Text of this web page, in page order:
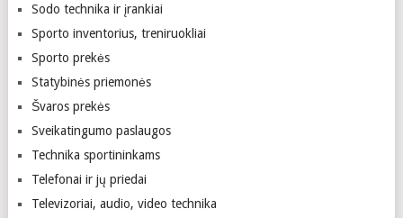
Sodo technika ir įrankiai
Sporto inventorius, treniruokliai
Sporto prekės
Statybinės priemonės
Švaros prekės
Sveikatingumo paslaugos
Technika sportininkams
Telefonai ir jų priedai
Televizoriai, audio, video technika